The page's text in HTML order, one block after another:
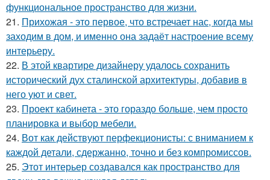
функциональное пространство для жизни.
21. Прихожая - это первое, что встречает нас, когда мы
заходим в дом, и именно она задаёт настроение всему
интерьеру.
22. В этой квартире дизайнеру удалось сохранить
исторический дух сталинской архитектуры, добавив в
него уют и свет.
23. Проект кабинета - это гораздо больше, чем просто
планировка и выбор мебели.
24. Вот как действуют перфекционисты: с вниманием к
каждой детали, сдержанно, точно и без компромиссов.
25. Этот интерьер создавался как пространство для